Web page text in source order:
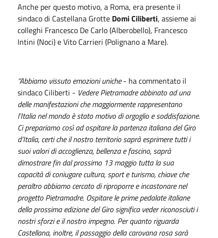
Anche per questo motivo, a Roma, era presente il
sindaco di Castellana Grotte Domi Ciliberti, assieme ai
colleghi Francesco De Carlo (Alberobello), Francesco
Intini (Noci) e Vito Carrieri (Polignano a Mare).
“Abbiamo vissuto emozioni uniche- ha commentato il
sindaco Ciliberti - Vedere Pietramadre abbinato ad una
delle manifestazioni che maggiormente rappresentano
l’Italia nel mondo è stato motivo di orgoglio e soddisfazione.
Ci prepariamo così ad ospitare la partenza italiana del Giro
d’Italia, certi che il nostro territorio saprà esprimere tutti i
suoi valori di accoglienza, bellenza e fascino, saprà
dimostrare fin dal prossimo 13 maggio tutta la sua
capacità di coniugare cultura, sport e turismo, chiave che
peraltro abbiamo cercato di riproporre e incastonare nel
progetto Pietramadre. Ospitare le prime pedalate italiane
della prossima edizione del Giro significa veder riconosciuti i
nostri sforzi e il nostro impegno. Per quanto riguarda
Castellana, inoltre, il passaggio della carovana rosa sarà